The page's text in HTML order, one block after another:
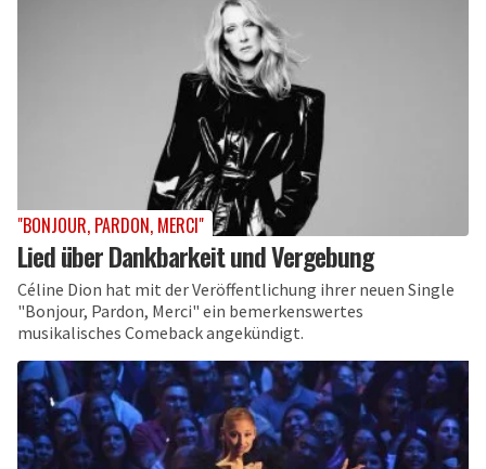
"BONJOUR, PARDON, MERCI"
Lied über Dankbarkeit und Vergebung
Céline Dion hat mit der Veröffentlichung ihrer neuen Single
"Bonjour, Pardon, Merci" ein bemerkenswertes
musikalisches Comeback angekündigt.